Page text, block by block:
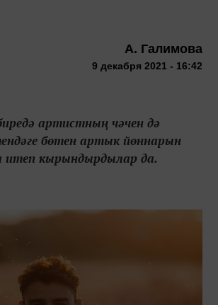
А. Галимова
9 декабря 2021 - 16:42
артистның чәчен дә
бөтен артык йөннарын
итеп кырындырдылар да.